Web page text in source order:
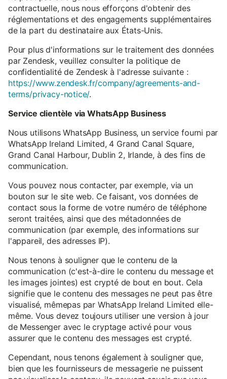
contractuelle, nous nous efforçons d'obtenir des
réglementations et des engagements supplémentaires
de la part du destinataire aux États-Unis.
Pour plus d'informations sur le traitement des données
par Zendesk, veuillez consulter la politique de
confidentialité de Zendesk à l'adresse suivante :
https://www.zendesk.fr/company/agreements-and-
terms/privacy-notice/.
Service clientèle via WhatsApp Business
Nous utilisons WhatsApp Business, un service fourni par
WhatsApp Ireland Limited, 4 Grand Canal Square,
Grand Canal Harbour, Dublin 2, Irlande, à des fins de
communication.
Vous pouvez nous contacter, par exemple, via un
bouton sur le site web. Ce faisant, vos données de
contact sous la forme de votre numéro de téléphone
seront traitées, ainsi que des métadonnées de
communication (par exemple, des informations sur
l'appareil, des adresses IP).
Nous tenons à souligner que le contenu de la
communication (c'est-à-dire le contenu du message et
les images jointes) est crypté de bout en bout. Cela
signifie que le contenu des messages ne peut pas être
visualisé, mêmepas par WhatsApp Ireland Limited elle-
même. Vous devez toujours utiliser une version à jour
de Messenger avec le cryptage activé pour vous
assurer que le contenu des messages est crypté.
Cependant, nous tenons également à souligner que,
bien que les fournisseurs de messagerie ne puissent